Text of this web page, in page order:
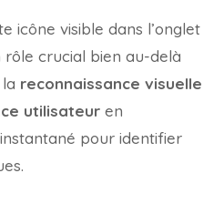
icône visible dans l’onglet
crucial bien au-delà
reconnaissance visuelle
utilisateur en
pour identifier